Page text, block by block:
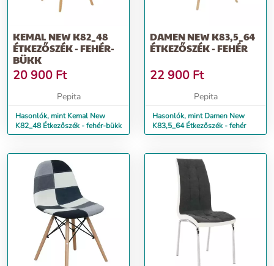
KEMAL NEW K82_48
ÉTKEZŐSZÉK - FEHÉR-
BÜKK
20 900 Ft
Pepita
Hasonlók, mint Kemal New
K82_48 Étkezőszék - fehér-bükk
DAMEN NEW K83,5_64
ÉTKEZŐSZÉK - FEHÉR
22 900 Ft
Pepita
Hasonlók, mint Damen New
K83,5_64 Étkezőszék - fehér